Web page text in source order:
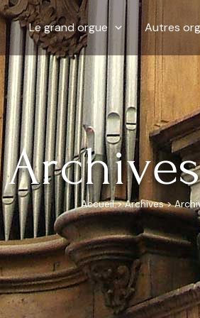
Le grand orgue Autres
Accueil>Archives>